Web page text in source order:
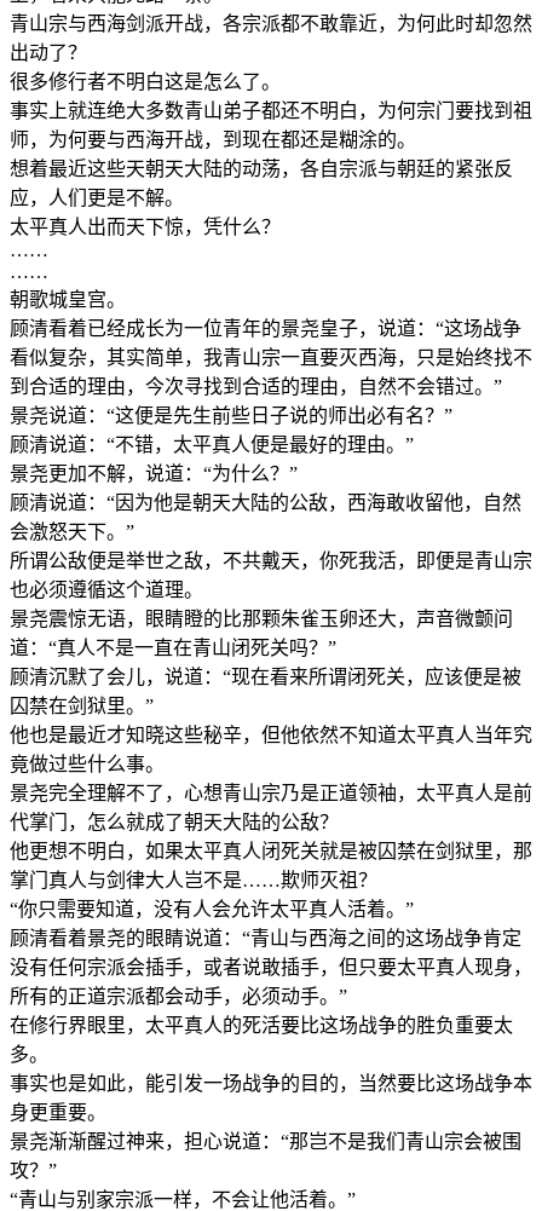
青山宗与西海剑派开战，各宗派都不敢靠近，为何此时却忽然
出动了？
很多修行者不明白这是怎么了。
事实上就连绝大多数青山弟子都还不明白，为何宗门要找到祖
师，为何要与西海开战，到现在都还是糊涂的。
想着最近这些天朝天大陆的动荡，各自宗派与朝廷的紧张反
应，人们更是不解。
太平真人出而天下惊，凭什么？
……
……
朝歌城皇宫。
顾清看着已经成长为一位青年的景尧皇子，说道：“这场战争
看似复杂，其实简单，我青山宗一直要灭西海，只是始终找不
到合适的理由，今次寻找到合适的理由，自然不会错过。”
景尧说道：“这便是先生前些日子说的师出必有名？”
顾清说道：“不错，太平真人便是最好的理由。”
景尧更加不解，说道：“为什么？”
顾清说道：“因为他是朝天大陆的公敌，西海敢收留他，自然
会激怒天下。”
所谓公敌便是举世之敌，不共戴天，你死我活，即便是青山宗
也必须遵循这个道理。
景尧震惊无语，眼睛瞪的比那颗朱雀玉卵还大，声音微颤问
道：“真人不是一直在青山闭死关吗？”
顾清沉默了会儿，说道：“现在看来所谓闭死关，应该便是被
囚禁在剑狱里。”
他也是最近才知晓这些秘辛，但他依然不知道太平真人当年究
竟做过些什么事。
景尧完全理解不了，心想青山宗乃是正道领袖，太平真人是前
代掌门，怎么就成了朝天大陆的公敌？
他更想不明白，如果太平真人闭死关就是被囚禁在剑狱里，那
掌门真人与剑律大人岂不是……欺师灭祖？
“你只需要知道，没有人会允许太平真人活着。”
顾清看着景尧的眼睛说道：“青山与西海之间的这场战争肯定
没有任何宗派会插手，或者说敢插手，但只要太平真人现身，
所有的正道宗派都会动手，必须动手。”
在修行界眼里，太平真人的死活要比这场战争的胜负重要太
多。
事实也是如此，能引发一场战争的目的，当然要比这场战争本
身更重要。
景尧渐渐醒过神来，担心说道：“那岂不是我们青山宗会被围
攻？”
“青山与别家宗派一样，不会让他活着。”